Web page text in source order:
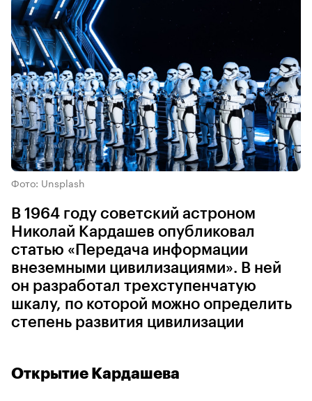
Фото: Unsplash
В 1964 году советский астроном
Николай Кардашев опубликовал
статью «Передача информации
внеземными цивилизациями». В ней
он разработал трехступенчатую
шкалу, по которой можно определить
степень развития цивилизации
Открытие Кардашева